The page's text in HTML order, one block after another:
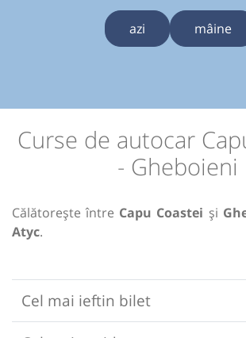
azi mâine
Curse de autocar
- Gheboieni
Călătorește între Capu Coastei și
Atyc.
Cel mai ieftin bilet